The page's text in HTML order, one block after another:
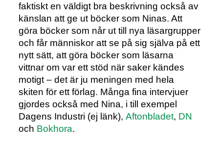
faktiskt en väldigt bra beskrivning också av
känslan att ge ut böcker som Ninas. Att
göra böcker som når ut till nya läsargrupper
och får människor att se på sig själva på ett
nytt sätt, att göra böcker som läsarna
vittnar om var ett stöd när saker kändes
motigt – det är ju meningen med hela
skiten för ett förlag. Många fina intervjuer
gjordes också med Nina, i till exempel
Dagens Industri (ej länk), Aftonbladet, DN
och Bokhora.